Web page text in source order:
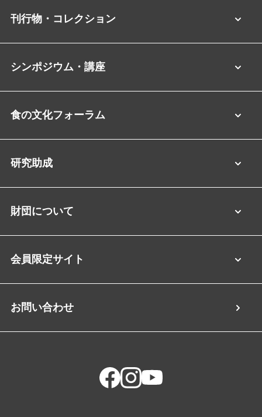
刊行物・コレクション
シンポジウム・講座
食の文化フォーラム
研究助成
財団について
会員限定サイト
お問い合わせ